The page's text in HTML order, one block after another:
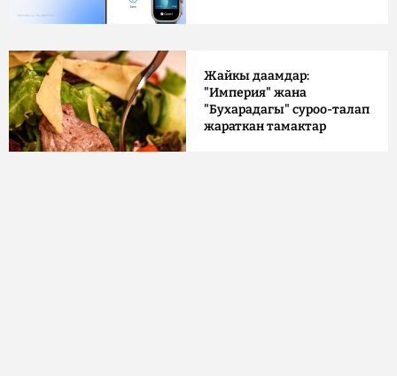
Жайкы даамдар:
"Империя" жана
"Бухарадагы" суроо-талап
жараткан тамактар